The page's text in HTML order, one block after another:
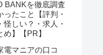
BANKを徹底調査
ったこと【評判・
怪しい？・求人・
め】【PR】
電マニアの口コ